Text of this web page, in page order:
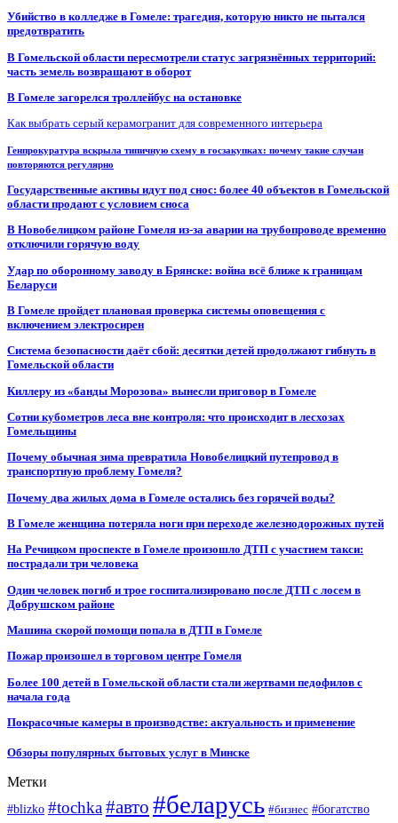
Убийство в колледже в Гомеле: трагедия, которую никто не пытался
предотвратить
В Гомельской области пересмотрели статус загрязнённых территорий:
часть земель возвращают в оборот
В Гомеле загорелся троллейбус на остановке
Как выбрать серый керамогранит для современного интерьера
Генпрокуратура вскрыла типичную схему в госзакупках: почему такие случаи
повторяются регулярно
Государственные активы идут под снос: более 40 объектов в Гомельской
области продают с условием сноса
В Новобелицком районе Гомеля из-за аварии на трубопроводе временно
отключили горячую воду
Удар по оборонному заводу в Брянске: война всё ближе к границам
Беларуси
В Гомеле пройдет плановая проверка системы оповещения с
включением электросирен
Система безопасности даёт сбой: десятки детей продолжают гибнуть в
Гомельской области
Киллеру из «банды Морозова» вынесли приговор в Гомеле
Сотни кубометров леса вне контроля: что происходит в лесхозах
Гомельщины
Почему обычная зима превратила Новобелицкий путепровод в
транспортную проблему Гомеля?
Почему два жилых дома в Гомеле остались без горячей воды?
В Гомеле женщина потеряла ноги при переходе железнодорожных путей
На Речицком проспекте в Гомеле произошло ДТП с участием такси:
пострадали три человека
Один человек погиб и трое госпитализировано после ДТП с лосем в
Добрушском районе
Машина скорой помощи попала в ДТП в Гомеле
Пожар произошел в торговом центре Гомеля
Более 100 детей в Гомельской области стали жертвами педофилов с
начала года
Покрасочные камеры в производстве: актуальность и применение
Обзоры популярных бытовых услуг в Минске
Метки
#blizko #tochka#авто #беларусь #бизнес #богатство